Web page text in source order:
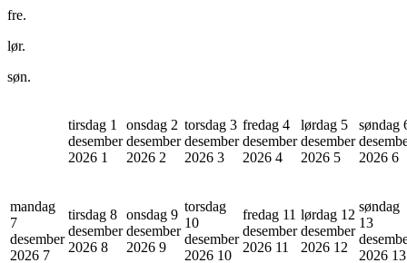
fre.
lør.
søn.
tirsdag 1
desember
2026 1
onsdag 2
desember
2026 2
torsdag 3
desember
2026 3
fredag 4
desember
2026 4
lørdag 5
desember
2026 5
søndag
2026 6
mandag
7
desember
2026 7
tirsdag 8
desember
2026 8
onsdag 9
desember
2026 9
torsdag
10
desember
2026 10
fredag 11
desember
2026 11
lørdag 12
desember
2026 12
søndag
13
2026 13